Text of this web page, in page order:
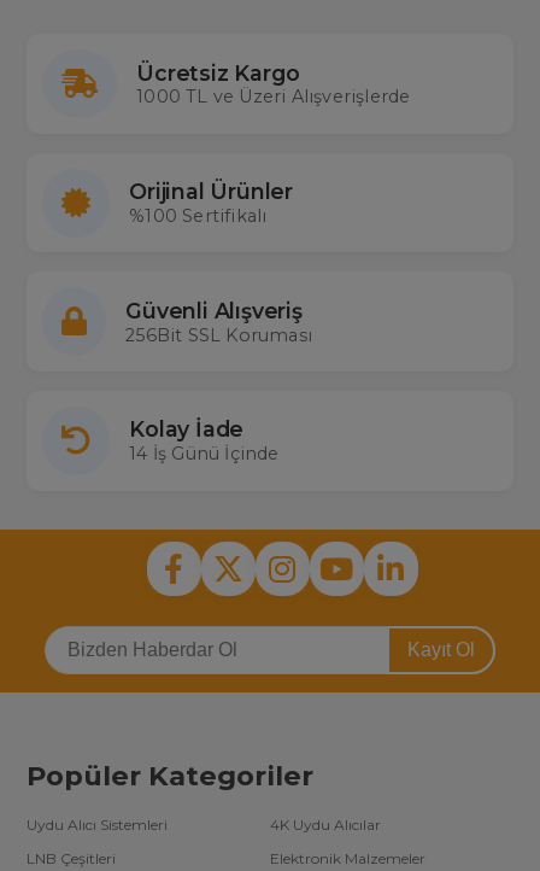
Ücretsiz Kargo
1000 TL ve Üzeri Alışverişlerde
Orijinal Ürünler
%100 Sertifikalı
Güvenli Alışveriş
256Bit SSL Koruması
Kolay İade
14 İş Günü İçinde
Kayıt Ol
Popüler Kategoriler
Uydu Alıcı Sistemleri
4K Uydu Alıcılar
LNB Çeşitleri
Elektronik Malzemeler